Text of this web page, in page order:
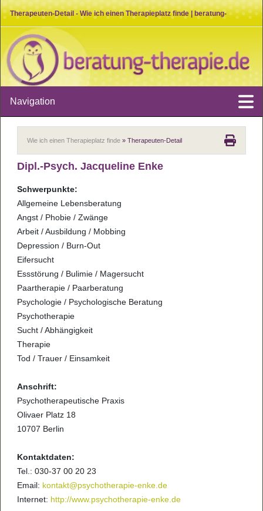
Therapeuten-Detail - Wie ich einen Therapieplatz finde | beratung-
therapie.de
Navigation
Wie ich einen Therapieplatz finde » Therapeuten-Detail
Dipl.-Psych. Jacqueline Enke
Schwerpunkte:
Allgemeine Lebensberatung
Angst / Phobie / Zwänge
Arbeit / Ausbildung / Mobbing
Depression / Burn-Out
Eifersucht
Essstörung / Bulimie / Magersucht
Paartherapie / Paarberatung
Psychologie / Psychologische Beratung
Psychotherapie
Sucht / Abhängigkeit
Therapie
Tod / Trauer / Einsamkeit
Anschrift:
Psychotherapeutische Praxis
Olivaer Platz 18
10707 Berlin
Kontaktdaten:
Tel.: 030-37 00 20 23
Email: kontakt@psychotherapie-enke.de
Internet: http://www.psychotherapie-enke.de